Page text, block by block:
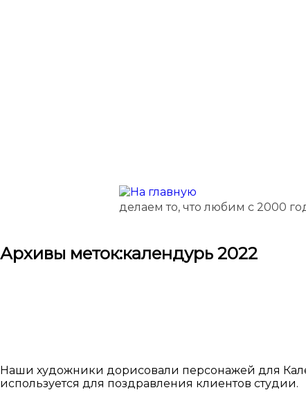
делаем то, что любим с 2000
Архивы меток:календурь 2022
Наши художники дорисовали персонажей для
используется для поздравления клиентов студии.